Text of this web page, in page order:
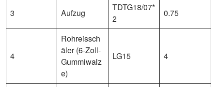
3 Aufzug
TDTG18/07*
2
0.75
4
Rohreissch
äler (6-Zoll-
Gummiwalz
e)
LG15 4